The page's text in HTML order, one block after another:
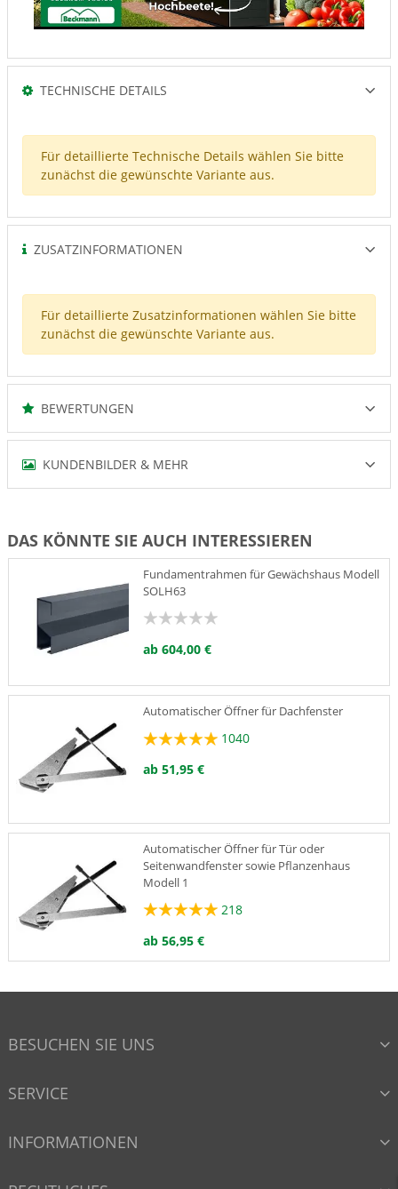
TECHNISCHE DETAILS
Für detaillierte Technische Details wählen Sie bitte
zunächst die gewünschte Variante aus.
ZUSATZINFORMATIONEN
Für detaillierte Zusatzinformationen wählen Sie bitte
zunächst die gewünschte Variante aus.
BEWERTUNGEN
KUNDENBILDER & MEHR
DAS KÖNNTE SIE AUCH INTERESSIEREN
Fundamentrahmen für Gewächshaus Modell
SOLH63
ab 604,00 €
Automatischer Öffner für Dachfenster
1040
ab 51,95 €
Automatischer Öffner für Tür oder
Seitenwandfenster sowie Pflanzenhaus
Modell 1
218
ab 56,95 €
15,95 €
BESUCHEN SIE UNS
SERVICE
INFORMATIONEN